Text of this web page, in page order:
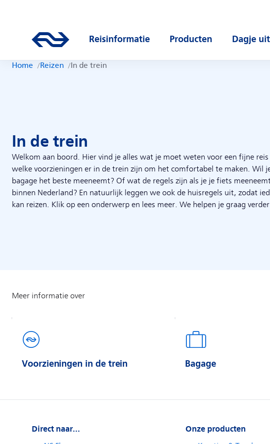
Ga naar de homepage van ns.nl
Reisinformatie
Producten
Dagje uit
Home Reizen In de trein
In de trein
Welkom aan boord. Hier vind je alles wat je moet weten voor een fijne
welke voorzieningen er in de trein zijn om het comfortabel te maken. Wil
bagage het beste meeneemt? Of wat de regels zijn als je je fiets
binnen Nederland? En natuurlijk leggen we ook de huisregels uit, zodat
kan reizen. Klik op een onderwerp en lees meer. We helpen je graag
Voorzieningen in de trein Bagage
Direct naar... Onze producten